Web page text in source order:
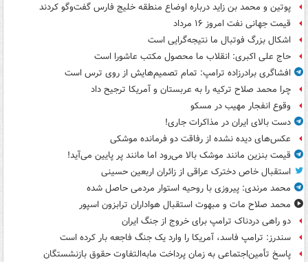
پوتین و محمد بن زاید درباره اوضاع منطقه خلیج فارس گفت‌وگو کردند
قیمت جهانی نفت امروز ۱۶ مرداد
اشکال بزرگ فوتبال ما نتیجه‌گرایی است
حاج علی اکبری: انقلاب ما محصول مکتب عاشورا است
افشاگری برادرزاده ترامپ: تمام تصمیم‌هایش از روی ترس است
چرا محمد صلاح ترکیه را به عربستان و آمریکا ترجیح داد
وقوع انفجار مهیب در مسکو
دست بالای ایران در مذاکرات جاری!
عکس‌های دیده نشده از رفاقت دو فرمانده‌ موشکی
قیمت بنزین مانند موشک بالا می‌رود اما مانند پر پایین می‌آید!
استقبال خاص دخترک عراقی از زائران اربعین حسینی
محمد مرندی: پیروزی با روحیه استوار مردمی حاصل شده
محمد صلاح مات و مبهوت استقبال هواداران ترابزون اسپور
دو راهی دردناک ترامپ برای خروج از جنگ ایران
سندرز: ترامپ فاسد، آمریکا را وارد یک جنگ فاجعه بار کرده است
پاسخ تأمین‌اجتماعی به زمان پرداخت مابه‌التفاوت حقوق بازنشستگان